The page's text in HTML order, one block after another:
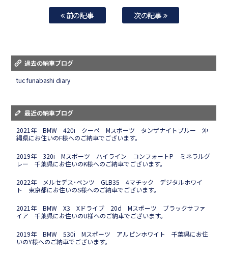
前の記事 次の記事
過去の納車ブログ
tuc funabashi diary
最近の納車ブログ
2021年 BMW 420i クーペ Mスポーツ タンザナイトブルー 沖
縄県にお住いのF様へのご納車でございます。
2019年 320i Mスポーツ ハイライン コンフォートP ミネラルグ
レー 千葉県にお住いのK様へのご納車でございます。
2022年 メルセデス･ベンツ GLB35 4マチック デジタルホワイ
ト 東京都にお住いのS様へのご納車でございます。
2021年 BMW X3 Xドライブ 20d Mスポーツ ブラックサファ
イア 千葉県にお住いのU様へのご納車でございます。
2019年 BMW 530i Mスポーツ アルピンホワイト 千葉県にお住
いのY様へのご納車でございます。